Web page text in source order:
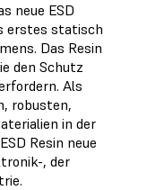
neue ESD
erstes statisch
Das Resin
den Schutz
Als
robusten,
in der
Resin neue
, der